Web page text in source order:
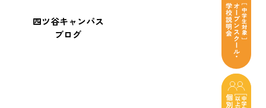
四ツ谷キャンパス
ブログ